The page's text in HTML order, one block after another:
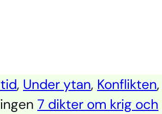
, Under ytan, Konflikten,
7 dikter om krig och